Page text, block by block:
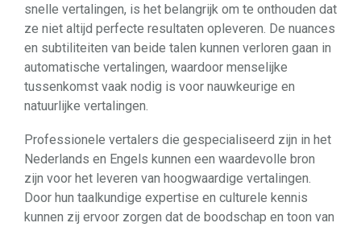
snelle vertalingen, is het belangrijk om te onthouden dat
ze niet altijd perfecte resultaten opleveren. De nuances
en subtiliteiten van beide talen kunnen verloren gaan in
automatische vertalingen, waardoor menselijke
tussenkomst vaak nodig is voor nauwkeurige en
natuurlijke vertalingen.
Professionele vertalers die gespecialiseerd zijn in het
Nederlands en Engels kunnen een waardevolle bron
zijn voor het leveren van hoogwaardige vertalingen.
Door hun taalkundige expertise en culturele kennis
kunnen zij ervoor zorgen dat de boodschap en toon van